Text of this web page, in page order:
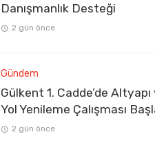
Danışmanlık Desteği
2 gün önce
Gündem
Gülkent 1. Cadde’de Altyapı
Yol Yenileme Çalışması
2 gün önce